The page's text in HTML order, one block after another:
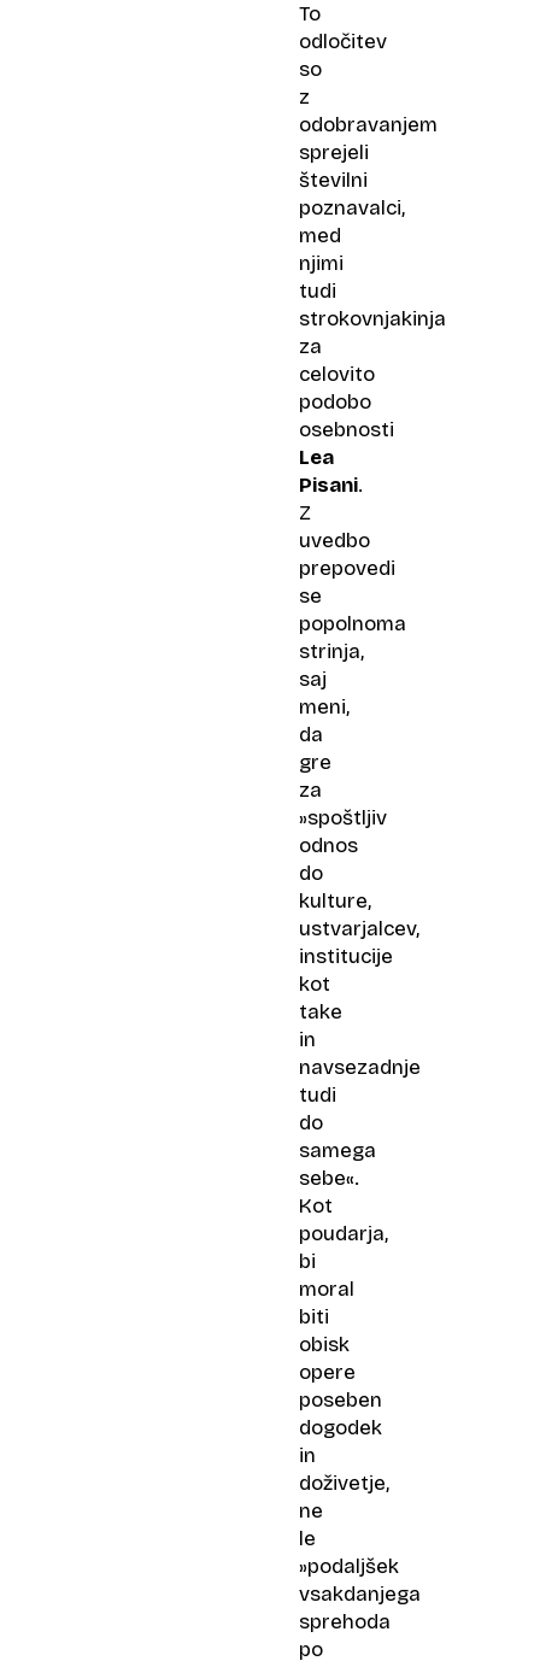
To
odločitev
so
z
odobravanjem
sprejeli
številni
poznavalci,
med
njimi
tudi
strokovnjakinja
za
celovito
podobo
osebnosti
Lea
Pisani.
Z
uvedbo
prepovedi
se
popolnoma
strinja,
saj
meni,
da
gre
za
»spoštljiv
odnos
do
kulture,
ustvarjalcev,
institucije
kot
take
in
navsezadnje
tudi
do
samega
sebe«.
Kot
poudarja,
bi
moral
biti
obisk
opere
poseben
dogodek
in
doživetje,
ne
le
»podaljšek
vsakdanjega
sprehoda
po